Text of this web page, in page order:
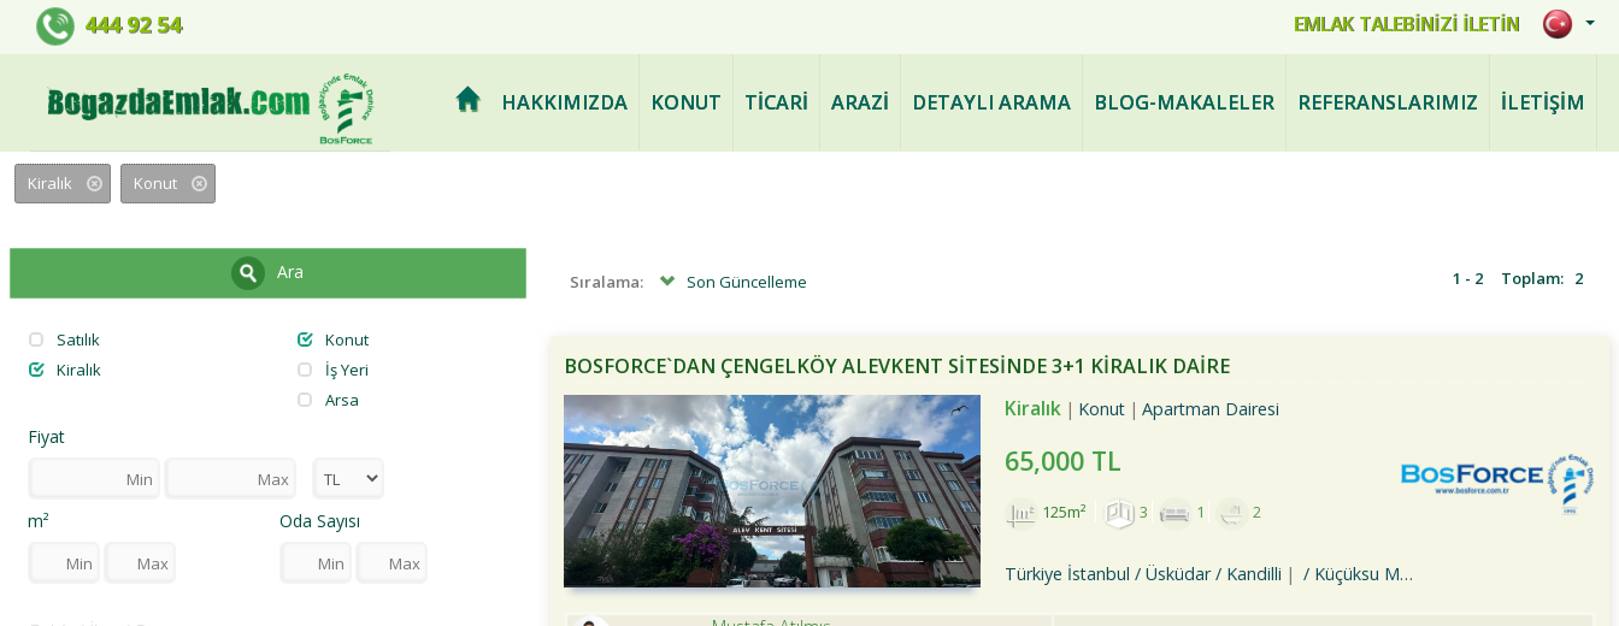
BOSFORCE EMLAK GELİŞTİRME ve PAZARLAMA - www.bogazdaemlak.com
444 92 54 EMLAK TALEBİNİZİ İLETİN
HAKKIMIZDA KONUT TİCARİ ARAZİ DETAYLI ARAMA BLOG-MAKALELER REFERANSLARIMIZ İLETİŞİM
Kiralık Konut
Ara
Satılık
Kiralık
Konut
İş Yeri
Arsa
Fiyat
m² Oda Sayısı
Sıralama: Son Güncelleme 1 - 2 Toplam: 2
BOSFORCE`DAN ÇENGELKÖY ALEVKENT SİTESİNDE 3+1 KİRALIK DAİRE
Kiralık
Konut Apartman Dairesi
65,000 TL
125m² 3 1 2
Türkiye İstanbul / Üsküdar/ Kandilli / Küçüksu Mah.